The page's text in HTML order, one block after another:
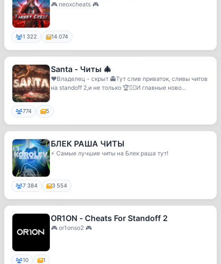
🎮 neoxcheats 🎮
1 322 14 074
Santa - Читы 🎄
❤️Владелец - скрыт 👻Тут слив приваток, сливы читов
на standoff 2,и не только 🏆❤‍🔥И главные ново...
774 5
БЛЕК РАША ЧИТЫ
⚡️ Самые лучшие читы на Блек раша тут!
7 384 3 554
OR1ON - Cheats For Standoff 2
🎮 or1onso2 🎮
10 1